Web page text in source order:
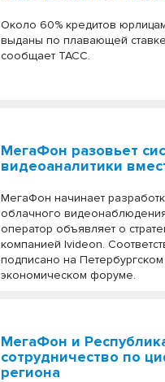
Около 60% кредитов
выданы по плавающей
сообщает ТАСС.
МегаФон разовьет
видеоаналитики
МегаФон начинает
облачного
оператор объявляет о
компанией Ivideon.
подписано на
экономическом форуме.
МегаФон и
сотрудничество по
региона